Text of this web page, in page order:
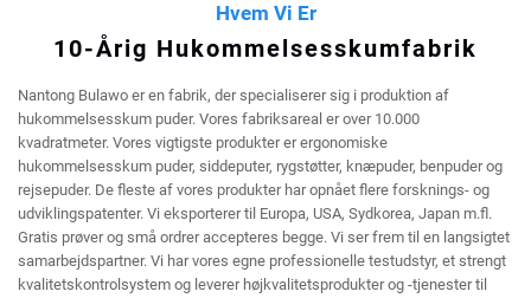
Hvem Vi Er
10-Årig Hukommelsesskumfabrik
Nantong Bulawo er en fabrik, der specialiserer sig i produktion af
hukommelsesskum puder. Vores fabriksareal er over 10.000
kvadratmeter. Vores vigtigste produkter er ergonomiske
hukommelsesskum puder, siddeputer, rygstøtter, knæpuder, benpuder og
rejsepuder. De fleste af vores produkter har opnået flere forsknings- og
udviklingspatenter. Vi eksporterer til Europa, USA, Sydkorea, Japan m.fl.
Gratis prøver og små ordrer accepteres begge. Vi ser frem til en langsigtet
samarbejdspartner. Vi har vores egne professionelle testudstyr, et strengt
kvalitetskontrolsystem og leverer højkvalitetsprodukter og -tjenester til